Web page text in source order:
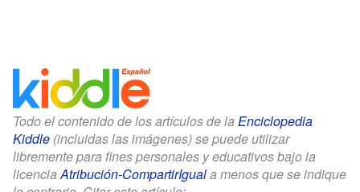
Todo el contenido de los artículos de la Enciclopedia
Kiddle (incluidas las imágenes) se puede utilizar
libremente para fines personales y educativos bajo la
licenciaAtribución-CompartirIguala menos que se indique